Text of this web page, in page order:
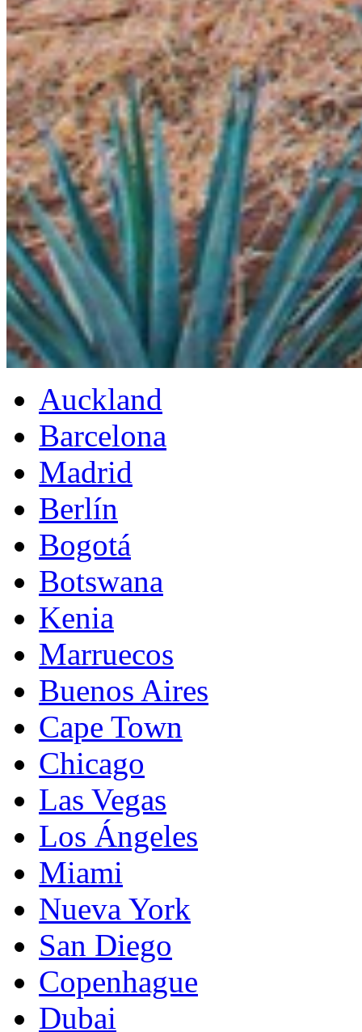
Auckland
Barcelona
Madrid
Berlín
Bogotá
Botswana
Kenia
Marruecos
Buenos Aires
Cape Town
Chicago
Las Vegas
Los Ángeles
Miami
Nueva York
San Diego
Copenhague
Dubai